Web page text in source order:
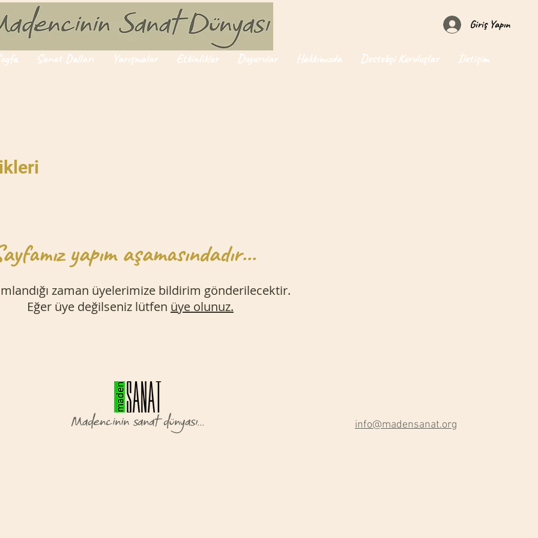
Giriş Yapın
Sanat Dalları Yarışmalar Etkinlikler Duyurular Hakkımızda Destekçi Kuruluşlar İletişim
yapım aşamasındadır...
zaman üyelerimize bildirim gönderilecektir.
Eğer üye değilseniz lütfen üye olunuz.
Madencinin sanat dünyası... info@madensanat.org